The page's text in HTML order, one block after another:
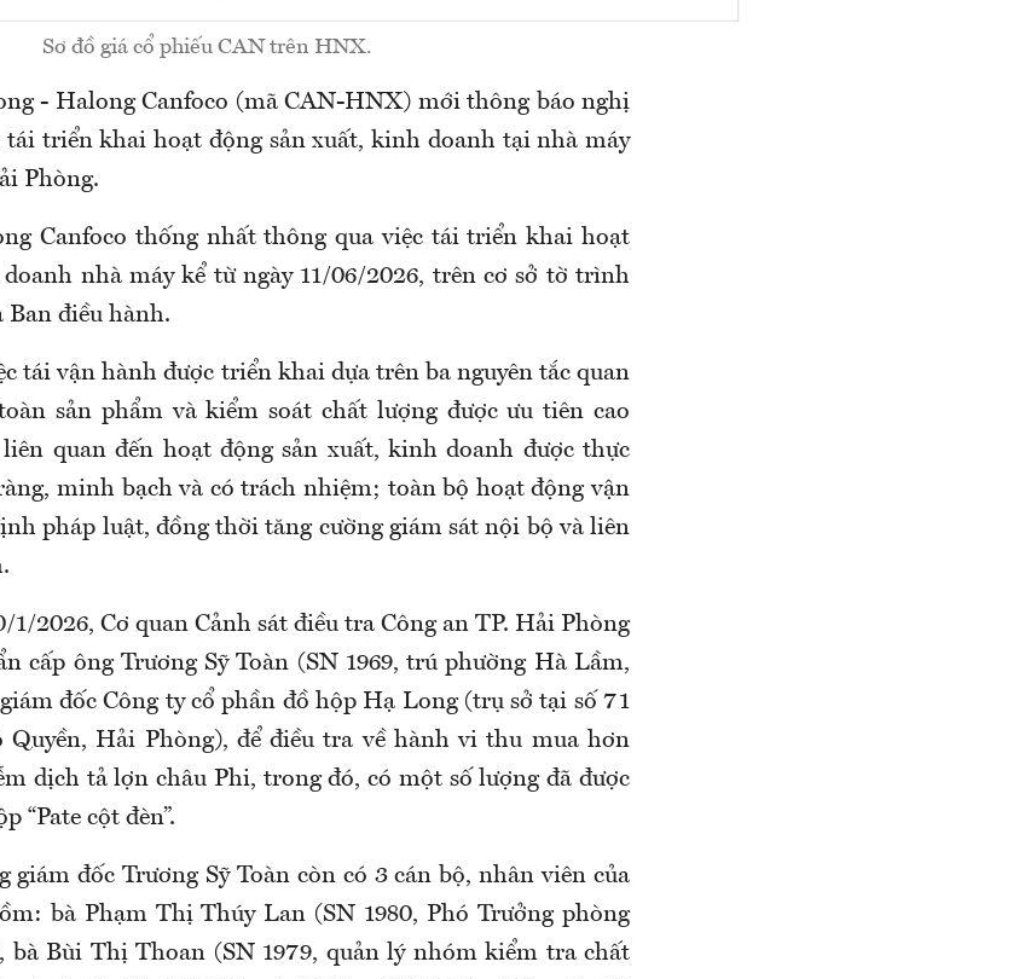
Sơ đồ giá cổ phiếu CAN trên HNX.
- Halong Canfoco (mã CAN-HNX) mới thông báo nghị
triển khai hoạt động sản xuất, kinh doanh tại nhà máy
Phòng.
Canfoco thống nhất thông qua việc tái triển khai hoạt
nhà máy kể từ ngày 11/06/2026, trên cơ sở tờ trình
Ban điều hành.
tái vận hành được triển khai dựa trên ba nguyên tắc quan
sản phẩm và kiểm soát chất lượng được ưu tiên cao
quan đến hoạt động sản xuất, kinh doanh được thực
minh bạch và có trách nhiệm; toàn bộ hoạt động vận
pháp luật, đồng thời tăng cường giám sát nội bộ và liên
1/2026, Cơ quan Cảnh sát điều tra Công an TP. Hải Phòng
cấp ông Trương Sỹ Toàn (SN 1969, trú phường Hà Lầm,
đốc Công ty cổ phần đồ hộp Hạ Long (trụ sở tại số 71
Quyền, Hải Phòng), để điều tra về hành vi thu mua hơn
dịch tả lợn châu Phi, trong đó, có một số lượng đã được
“Pate cột đèn”.
giám đốc Trương Sỹ Toàn còn có 3 cán bộ, nhân viên của
bà Phạm Thị Thúy Lan (SN 1980, Phó Trưởng phòng
bà Bùi Thị Thoan (SN 1979, quản lý nhóm kiểm tra chất